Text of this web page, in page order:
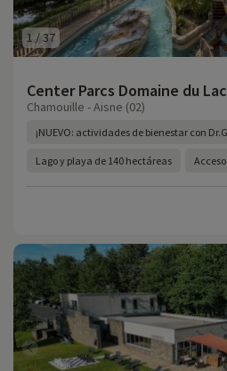
1 /37
Center Parcs Domaine du
Chamouille - Aisne (02)
¡NUEVO: actividades de bienestar con
Lago y playa de 140 hectáreas